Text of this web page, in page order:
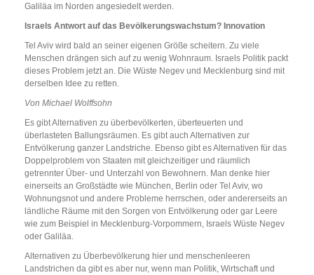
Galiläa im Norden angesiedelt werden.
Israels Antwort auf das Bevölkerungswachstum? Innovation
Tel Aviv wird bald an seiner eigenen Größe scheitern. Zu viele
Menschen drängen sich auf zu wenig Wohnraum. Israels Politik packt
dieses Problem jetzt an. Die Wüste Negev und Mecklenburg sind mit
derselben Idee zu retten.
Von Michael Wolffsohn
Es gibt Alternativen zu überbevölkerten, überteuerten und
überlasteten Ballungsräumen. Es gibt auch Alternativen zur
Entvölkerung ganzer Landstriche. Ebenso gibt es Alternativen für das
Doppelproblem von Staaten mit gleichzeitiger und räumlich
getrennter Über- und Unterzahl von Bewohnern. Man denke hier
einerseits an Großstädte wie München, Berlin oder Tel Aviv, wo
Wohnungsnot und andere Probleme herrschen, oder andererseits an
ländliche Räume mit den Sorgen von Entvölkerung oder gar Leere
wie zum Beispiel in Mecklenburg-Vorpommern, Israels Wüste Negev
oder Galiläa.
Alternativen zu Überbevölkerung hier und menschenleeren
Landstrichen da gibt es aber nur, wenn man Politik, Wirtschaft und